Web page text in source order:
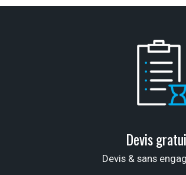
Devis
Devis & sans